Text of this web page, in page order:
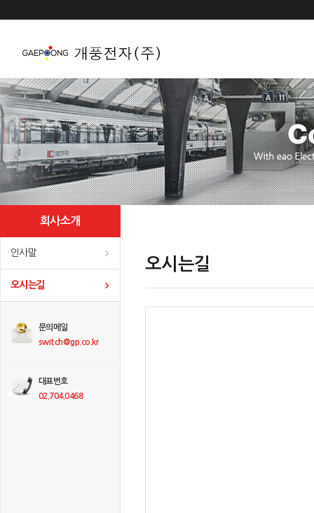
Gaepoong
여러분의 의견에 귀기울이고, eao와함께 전자산업의
발전을 위해 앞장서는 개풍전자(주)가 되겠습니다.
회사소개
인사말
오시는길
문의메일
switch@gp.co.kr
대표번호
02.704.0468
오시는길